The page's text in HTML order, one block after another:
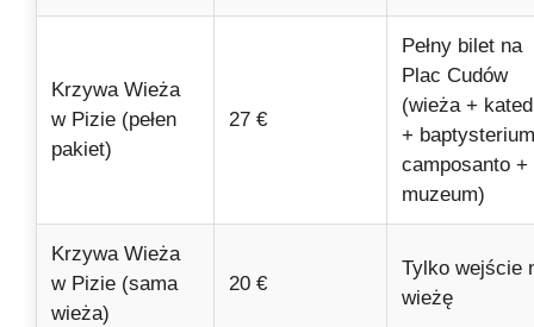
Krzywa Wieża
w Pizie (pełen
pakiet)
27 €
Pełny bilet na
Plac Cudów
(wieża +
+
camposanto +
muzeum)
Krzywa Wieża
w Pizie (sama
wieża)
20 €
Tylko wejście
wieżę